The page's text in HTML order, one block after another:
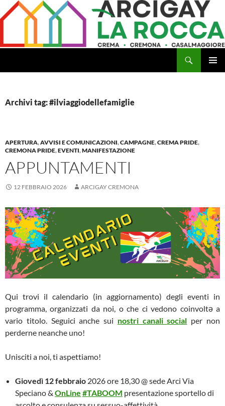
al
Archivi tag: #ilviaggiodellefamiglie
APERTURA,AVVISI E COMUNICAZIONI,CAMPAGNE,CREMA PRIDE,
CREMONA PRIDE,EVENTI,MANIFESTAZIONE
APPUNTAMENTI
12 FEBBRAIO 2026 ARCIGAY CREMONA
Qui trovi il calendario (in aggiornamento) degli eventi in
programma, organizzati da noi, o che ci vedono coinvoltə a
vario titolo. Seguici anche sui nostri canali social per non
perderne neanche uno!
Unisciti a noi, ti aspettiamo!
Giovedì 12 febbraio 2026 ore 18,30 @ sede Arci Via
Speciano & OnLine #TABOOM presentazione sportello di